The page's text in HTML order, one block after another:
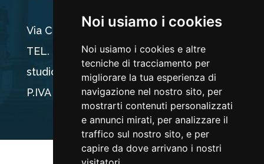
Noi usiamo i cookies
Noi usiamo i cookies e altre
tecniche di tracciamento per
migliorare la tua esperienza di
navigazione nel nostro sito, per
mostrarti contenuti personalizzati
e annunci mirati, per analizzare il
traffico sul nostro sito, e per
capire da dove arrivano i nostri
Via Carducci 44, 33100 Udine
TEL. +39 0432 512704
studio@ogriseg.legal
P.IVA 02590960304